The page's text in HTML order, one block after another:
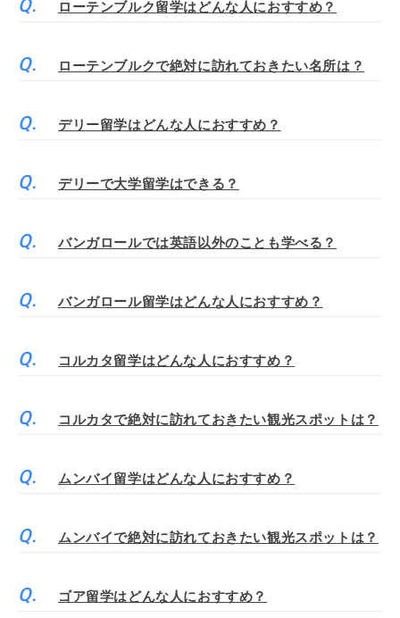
ローテンブルク留学はどんな人におすすめ？
ローテンブルクで絶対に訪れておきたい名所は？
デリー留学はどんな人におすすめ？
デリーで大学留学はできる？
バンガロールでは英語以外のことも学べる？
バンガロール留学はどんな人におすすめ？
コルカタ留学はどんな人におすすめ？
コルカタで絶対に訪れておきたい観光スポットは？
ムンバイ留学はどんな人におすすめ？
ムンバイで絶対に訪れておきたい観光スポットは？
ゴア留学はどんな人におすすめ？